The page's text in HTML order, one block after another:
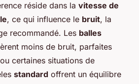
réside dans la vitesse de
, ce qui influence le bruit, la
recommandé. Les balles
moins de bruit, parfaites
certaines situations de
standard offrent un équilibre